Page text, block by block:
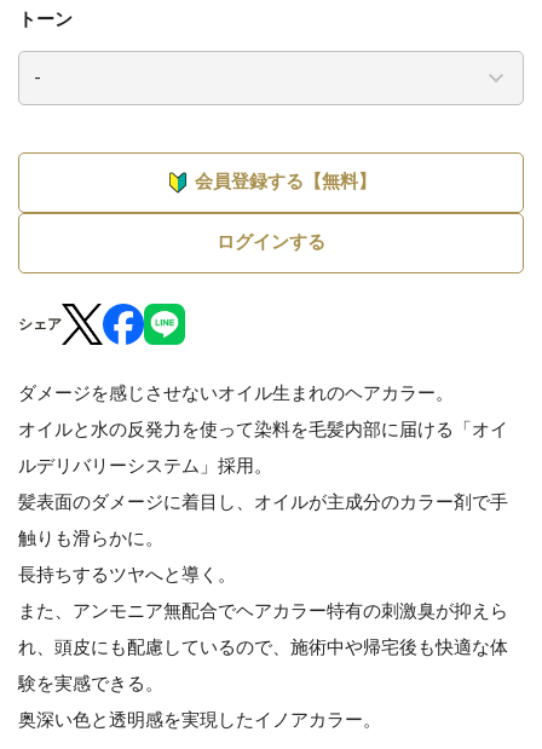
トーン
会員登録する【無料】
ログインする
シェア
ダメージを感じさせないオイル生まれのヘアカラー。
オイルと水の反発力を使って染料を毛髪内部に届ける「オイ
ルデリバリーシステム」採用。
髪表面のダメージに着目し、オイルが主成分のカラー剤で手
触りも滑らかに。
長持ちするツヤへと導く。
また、アンモニア無配合でヘアカラー特有の刺激臭が抑えら
れ、頭皮にも配慮しているので、施術中や帰宅後も快適な体
験を実感できる。
奥深い色と透明感を実現したイノアカラー。